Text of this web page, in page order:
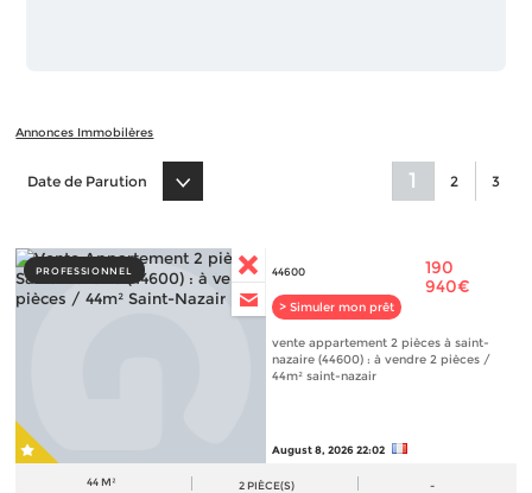
Annonces Immobilères
1 2 3
Date de Parution
PROFESSIONNEL 44600
> Simuler mon prêt
190
940€
vente appartement 2 pièces à saint-
nazaire (44600) : à vendre 2 pièces /
44m² saint-nazair
August 8, 2026 22:02
44 M² 2 PIÈCE(S) -